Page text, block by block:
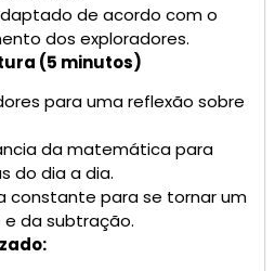
de acordo com o
dos exploradores.
(5 minutos)
para uma reflexão sobre
da matemática para
do dia a dia.
constante para se tornar um
da subtração.